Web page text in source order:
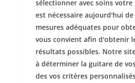
sélectionner avec soins
est nécessaire aujourd'hui
mesures adéquates pour
vous convient afin d'obtenir
résultats possibles. Notre
à déterminer la guitare de
des vos critères